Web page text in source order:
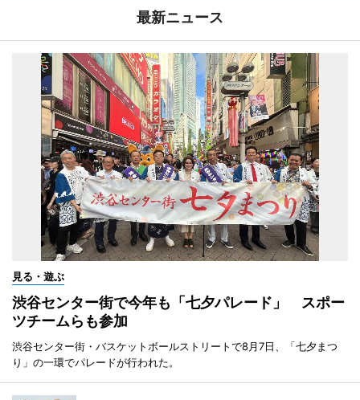
最新ニュース
見る・遊ぶ
渋谷センター街で今年も「七夕パレード」 スポー
ツチームらも参加
渋谷センター街・バスケットボールストリートで8月7日、「七夕まつ
り」の一環でパレードが行われた。